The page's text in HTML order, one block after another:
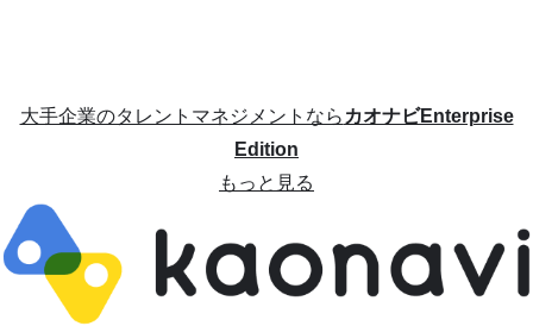
大手企業のタレントマネジメントならカオナビEnterprise
Edition
もっと見る